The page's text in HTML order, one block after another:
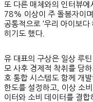
또 다른 매체와의 인터뷰
78% 이상이 주 돌봄자이
공통적으로 ‘우리 아이보다
히기도 했다.
유 대표의 구상은 일상 루
모 사후 경제적 착취를 당
호 통합 시스템도 함께 개
한도를 설정하고, 이상 소
이터와 소비 데이터를 결